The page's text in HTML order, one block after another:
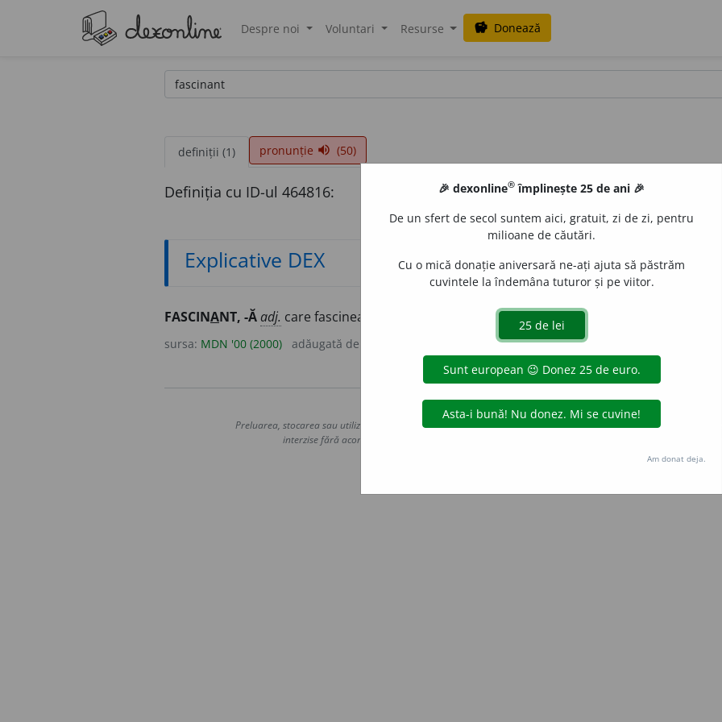
Despre noi Voluntari Resurse savings Donează
definiții (1) pronunție volume_up (50)
Definiția cu ID-ul 464816:
Explicative DEX
FASCINANT, -Ăadj. care fascinează; fermecător, captivant; fascinator. (<
sursa: MDN '00 (2000) adăugată de
Copyright © 2004-2026 dexonline (https://dexonline.ro)
Preluarea, stocarea sau utilizarea datelor de pe acest site, inclusiv prin orice metode de extragere automată
interzise fără acordul nostru prealabil scris, cu excepția seturilor de date oferite oficial spre utilizare
Hosterion
🎉 dexonline® împlinește 25 de ani 🎉
De un sfert de secol suntem aici, gratuit, zi de zi, pentru
milioane de căutări.
Cu o mică donație aniversară ne-ați ajuta să păstrăm
cuvintele la îndemâna tuturor și pe viitor.
Am donat deja.